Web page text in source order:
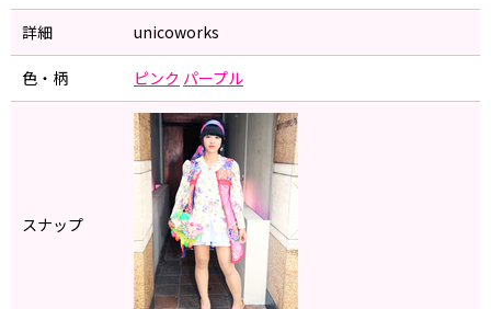
詳細 unicoworks
色・柄 ピンク パープル
スナップ